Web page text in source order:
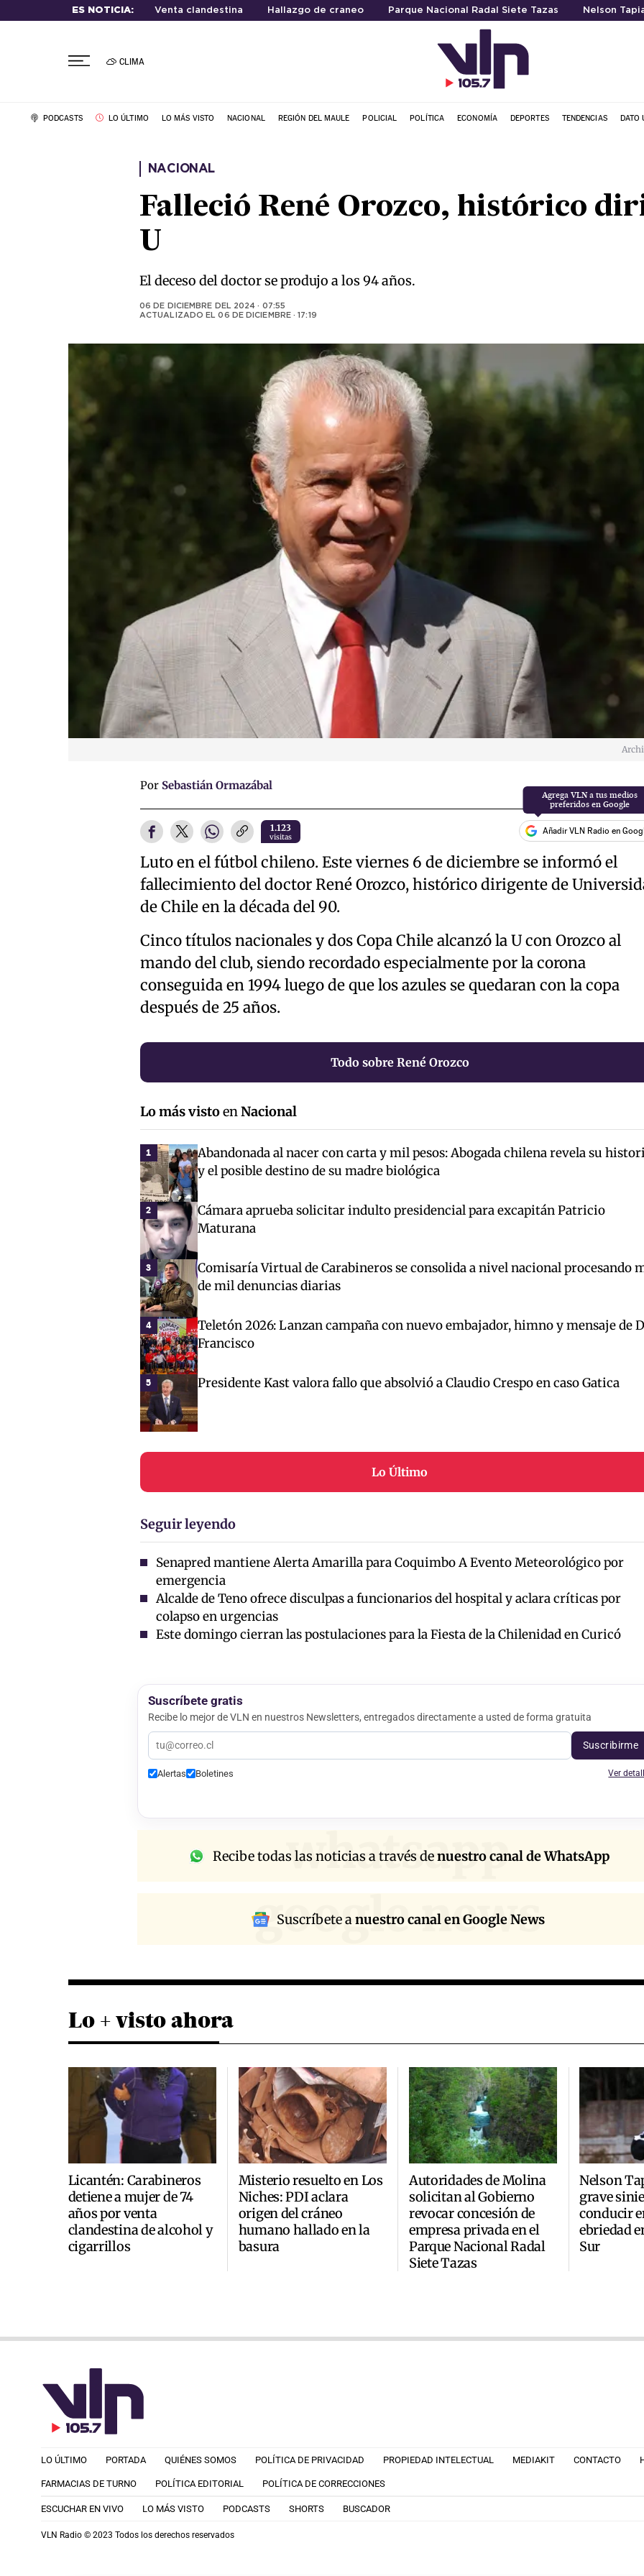
ES NOTICIA: Venta clandestina Hallazgo de craneo Parque Nacional Radal Siete Tazas Nelson
CLIMA
PODCASTS LO ÚLTIMO LO MÁS VISTO NACIONAL REGIÓN DEL MAULE POLICIAL POLÍTICA ECONOMÍA DEPORTES TENDENCIAS DATO
NACIONAL
Falleció René Orozco, histórico
U
El deceso del doctor se produjo a los 94 años.
06 DE DICIEMBRE DEL 2024 · 07:55
ACTUALIZADO EL06 DE DICIEMBRE · 17:19
Por Sebastián Ormazábal
1.123
visitas
Añadir VLN Radio en
Luto en el fútbol chileno. Este viernes 6 de diciembre se informó el
fallecimiento del doctor René Orozco, histórico dirigente de
de Chile en la década del 90.
Cinco títulos nacionales y dos Copa Chile alcanzó la U con Orozco al
mando del club, siendo recordado especialmente por la corona
conseguida en 1994 luego de que los azules se quedaran con la copa
después de 25 años.
Todo sobre René Orozco
Lo más vistoen Nacional
1
Abandonada al nacer con carta y mil pesos: Abogada chilena revela su
y el posible destino de su madre biológica
2
Cámara aprueba solicitar indulto presidencial para excapitán Patricio
Maturana
3
Comisaría Virtual de Carabineros se consolida a nivel nacional procesando
de mil denuncias diarias
4
Teletón 2026: Lanzan campaña con nuevo embajador, himno y mensaje de
Francisco
5 Presidente Kast valora fallo que absolvió a Claudio Crespo en caso Gatica
Lo Último
Seguir leyendo
Senapred mantiene Alerta Amarilla para Coquimbo A Evento Meteorológico por
emergencia
Alcalde de Teno ofrece disculpas a funcionarios del hospital y aclara críticas por
colapso en urgencias
Este domingo cierran las postulaciones para la Fiesta de la Chilenidad en Curicó
Suscríbete gratis
Recibe lo mejor de VLN en nuestros Newsletters, entregados directamente a usted de forma gratuita
Suscribirme
Alertas Boletines Ver
whatsapp
Recibe todas las noticias a través denuestro canal de WhatsApp
google news
Suscríbete anuestro canal en Google News
Lo + visto ahora
Licantén: Carabineros
detiene a mujer de 74
años por venta
clandestina de alcohol y
cigarrillos
Misterio resuelto en Los
Niches: PDI aclara
origen del cráneo
humano hallado en la
basura
Autoridades de Molina
solicitan al Gobierno
revocar concesión de
empresa privada en el
Parque Nacional Radal
Siete Tazas
Nelson
grave
conducir
ebriedad
Sur
LO ÚLTIMO PORTADA QUIÉNES SOMOS POLÍTICA DE PRIVACIDAD PROPIEDAD INTELECTUAL MEDIAKIT CONTACTO
FARMACIAS DE TURNO POLÍTICA EDITORIAL POLÍTICA DE CORRECCIONES
ESCUCHAR EN VIVO LO MÁS VISTO PODCASTS SHORTS BUSCADOR
VLN Radio © 2023 Todos los derechos reservados